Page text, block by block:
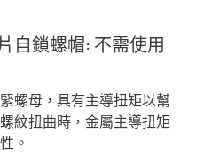
自鎖螺帽: 不需使用
螺母，具有主導扭矩以幫
紋扭曲時，金屬主導扭矩
。